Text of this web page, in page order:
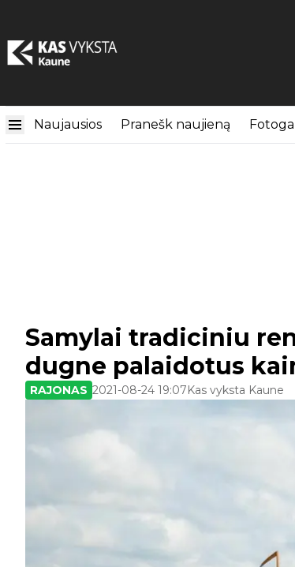
Naujausios Pranešk naujieną
Samylai tradiciniu
dugne palaidotus
RAJONAS 2021-08-24 19:07Kas vyksta Kaune